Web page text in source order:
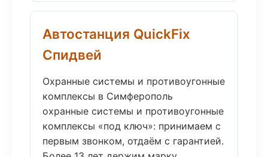
Автостанция QuickFix
Спидвей
Охранные системы и противоугонные
комплексы в Симферополь
охранные системы и противоугонные
комплексы «под ключ»: принимаем с
первым звонком, отдаём с гарантией.